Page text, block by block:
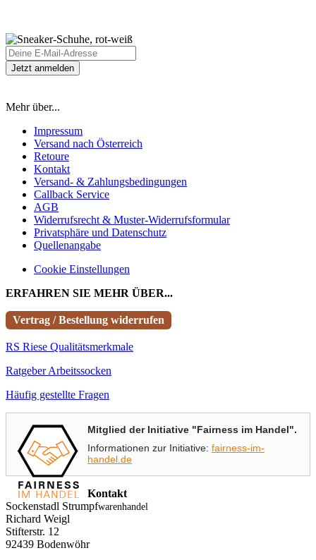
Mehr über...
Impressum
Versand nach Österreich
Retoure
Kontakt
Versand- & Zahlungsbedingungen
Callback Service
AGB
Widerrufsrecht & Muster-Widerrufsformular
Privatsphäre und Datenschutz
Quellenangabe
Cookie Einstellungen
ERFAHREN SIE MEHR ÜBER...
Vertrag / Bestellung widerrufen
RS Riese Qualitätsmerkmale
Ratgeber Arbeitssocken
Häufig gestellte Fragen
Mitglied der Initiative "Fairness im Handel".
Informationen zur Initiative: fairness-im-
handel.de
Kontakt
Sockenstadl Strumpfwarenhandel
Richard Weigl
Stifterstr. 12
92439 Bodenwöhr